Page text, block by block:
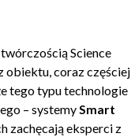
Science
obiektu, coraz częściej
tego typu technologie
– systemySmart
zachęcają eksperci z